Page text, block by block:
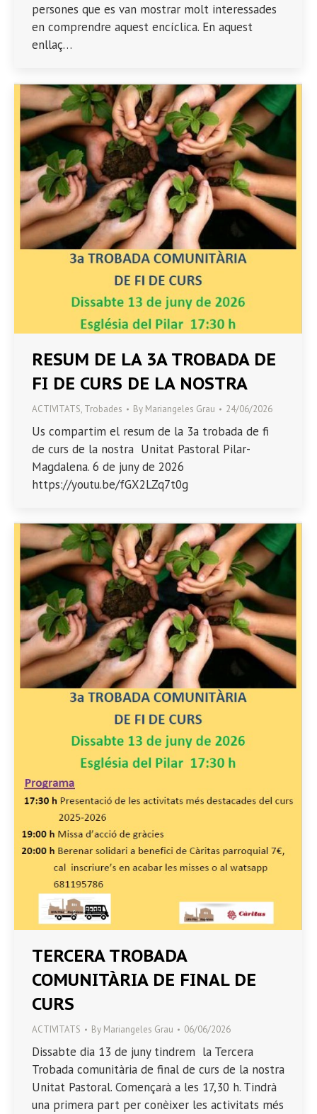
persones que es van mostrar molt interessades
en comprendre aquest encíclica. En aquest
enllaç…
RESUM DE LA 3A TROBADA DE
FI DE CURS DE LA NOSTRA
ACTIVITATS, Trobades By Mariangeles Grau 24/06/2026
Us compartim el resum de la 3a trobada de fi
de curs de la nostra Unitat Pastoral Pilar-
Magdalena. 6 de juny de 2026
https://youtu.be/fGX2LZq7t0g
TERCERA TROBADA
COMUNITÀRIA DE FINAL DE
CURS
ACTIVITATS By Mariangeles Grau 06/06/2026
Dissabte dia 13 de juny tindrem la Tercera
Trobada comunitària de final de curs de la nostra
Unitat Pastoral. Començarà a les 17,30 h. Tindrà
una primera part per conèixer les activitats més